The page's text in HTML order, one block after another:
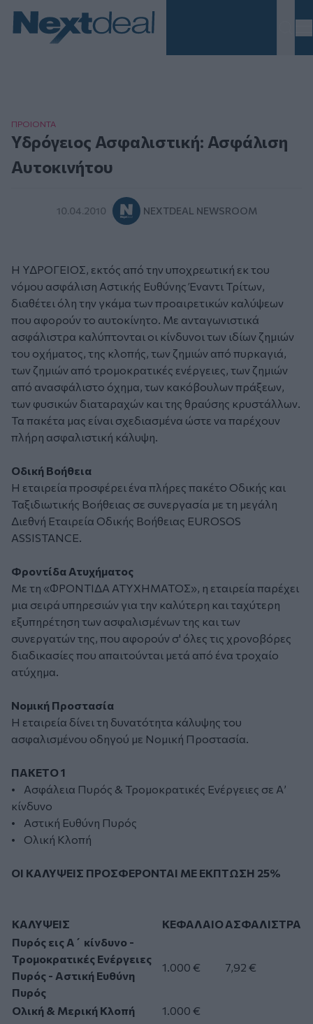
ΠΡΟΙΟΝΤΑ
Υδρόγειος Ασφαλιστική: Ασφάλιση
Αυτοκινήτου
10.04.2010 NEXTDEAL NEWSROOM
Η ΥΔΡOΓΕΙOΣ, εκτός από την υποχρεωτική εκ του
νόμου ασφάλιση Αστικής Ευθύνης Έναντι Τρίτων,
διαθέτει όλη την γκάμα των προαιρετικών καλύψεων
που αφορούν το αυτοκίνητο. Με ανταγωνιστικά
ασφάλιστρα καλύπτονται οι κίνδυνοι των ιδίων ζημιών
του οχήματος, της κλοπής, των ζημιών από πυρκαγιά,
των ζημιών από τρομοκρατικές ενέργειες, των ζημιών
από ανασφάλιστο όχημα, των κακόβουλων πράξεων,
των φυσικών διαταραχών και της θραύσης κρυστάλλων.
Τα πακέτα μας είναι σχεδιασμένα ώστε να παρέχουν
πλήρη ασφαλιστική κάλυψη.
Οδική Βοήθεια
Η εταιρεία προσφέρει ένα πλήρες πακέτο Οδικής και
Ταξιδιωτικής Βοήθειας σε συνεργασία με τη μεγάλη
Διεθνή Εταιρεία Οδικής Βοήθειας EUROSOS
ASSISTANCE.
Φροντίδα Ατυχήματος
Με τη «ΦΡOΝΤΙΔΑ ΑΤΥΧΗΜΑΤOΣ», η εταιρεία παρέχει
μια σειρά υπηρεσιών για την καλύτερη και ταχύτερη
εξυπηρέτηση των ασφαλισμένων της και των
συνεργατών της, που αφορούν σ' όλες τις χρονοβόρες
διαδικασίες που απαιτούνται μετά από ένα τροχαίο
ατύχημα.
Νομική Προστασία
Η εταιρεία δίνει τη δυνατότητα κάλυψης του
ασφαλισμένου οδηγού με Νομική Προστασία.
ΠΑΚΕΤΟ 1
• Ασφάλεια Πυρός & Τρομοκρατικές Ενέργειες σε Α’
κίνδυνο
• Αστική Ευθύνη Πυρός
• Ολική Κλοπή
ΟΙ ΚΑΛΥΨΕΙΣ ΠΡΟΣΦΕΡΟΝΤΑΙ ΜΕ ΕΚΠΤΩΣΗ 25%
ΚΑΛΥΨΕΙΣ ΚΕΦΑΛΑΙΟΑΣΦΑΛΙΣΤΡΑ
Πυρός εις Α΄ κίνδυνο -
Τρομοκρατικές Ενέργειες
Πυρός - Αστική Ευθύνη
Πυρός
1.000 € 7,92 €
Ολική & Μερική Κλοπή 1.000 €